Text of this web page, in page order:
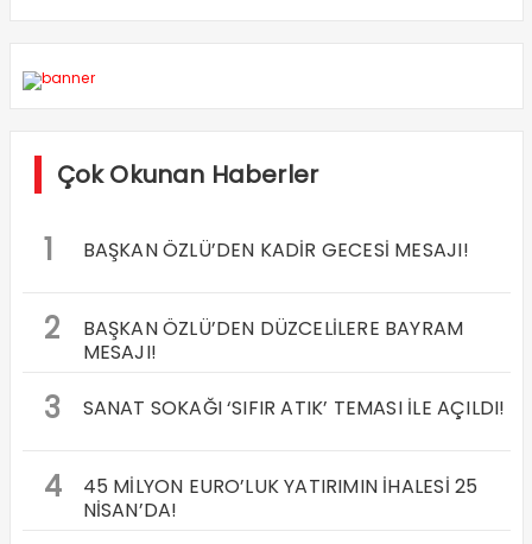
Çok Okunan Haberler
1 BAŞKAN ÖZLÜ’DEN KADİR GECESİ MESAJI!
2
BAŞKAN ÖZLÜ’DEN DÜZCELİLERE BAYRAM
MESAJI!
3 SANAT SOKAĞI ‘SIFIR ATIK’ TEMASI İLE AÇILDI!
4
45 MİLYON EURO’LUK YATIRIMIN İHALESİ 25
NİSAN’DA!